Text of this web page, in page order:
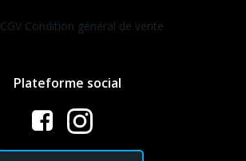
CGV Condition général de vente
Plateforme social